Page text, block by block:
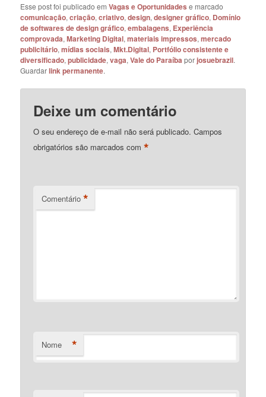
Esse post foi publicado emVagas e Oportunidades e marcado
comunicação,criação,criativo,design,designer gráfico, Domínio
de softwares de design gráfico,embalagens, Experiência
comprovada,Marketing Digital,materiais impressos,mercado
publicitário,mídias sociais,Mkt.Digital, Portfólio consistente e
diversificado,publicidade,vaga,Vale do Paraíba porjosuebrazil.
Guardarlink permanente.
Deixe um comentário
O seu endereço de e-mail não será publicado. Campos
obrigatórios são marcados com*
Comentário *
Nome *